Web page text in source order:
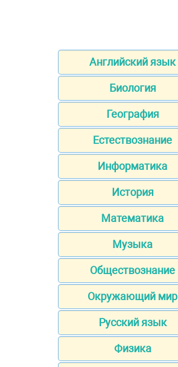
Английский язык
Биология
География
Естествознание
Информатика
История
Математика
Музыка
Обществознание
Окружающий мир
Русский язык
Физика